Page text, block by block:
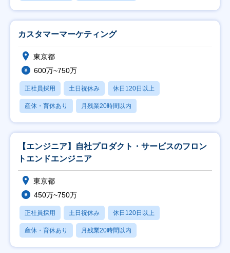
カスタマーマーケティング
東京都
600万~750万
正社員採用 土日祝休み 休日120日以上
産休・育休あり 月残業20時間以内
【エンジニア】自社プロダクト・サービスのフロン
トエンドエンジニア
東京都
450万~750万
正社員採用 土日祝休み 休日120日以上
産休・育休あり 月残業20時間以内